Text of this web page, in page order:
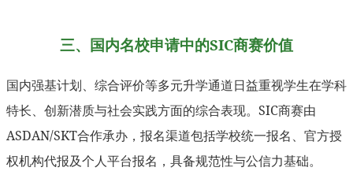
三、国内名校申请中的SIC商赛价值
国内强基计划、综合评价等多元升学通道日益重视学生在学科
特长、创新潜质与社会实践方面的综合表现。SIC商赛由
ASDAN/SKT合作承办，报名渠道包括学校统一报名、官方授
权机构代报及个人平台报名，具备规范性与公信力基础。